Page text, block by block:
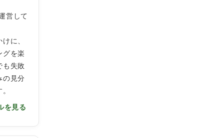
営して
に、
グを楽
も失敗
の見分
を見る